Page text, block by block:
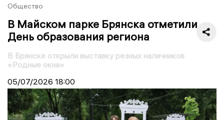
Общество
В Майском парке Брянска отметили
День образования региона
В Брянске открыли выставку резных наличников
«Родные окна»
05/07/2026 18:00